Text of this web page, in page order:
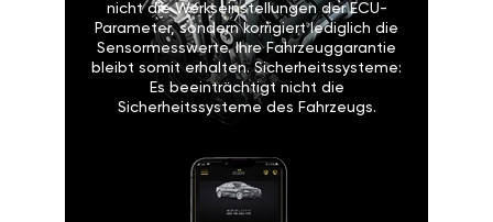
nicht die Werkseinstellungen der ECU-
Parameter, sondern korrigiert lediglich die
Sensormesswerte. Ihre Fahrzeuggarantie
bleibt somit erhalten. Sicherheitssysteme:
Es beeinträchtigt nicht die
Sicherheitssysteme des Fahrzeugs.